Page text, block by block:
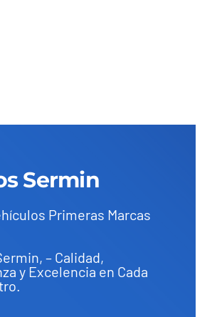
Sermin
Primeras Marcas
– Calidad,
y Excelencia en Cada